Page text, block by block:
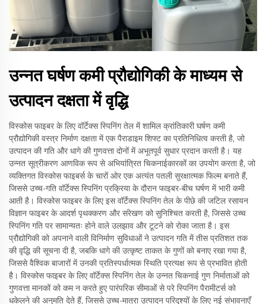
उन्नत घर्षण कमी प्रौद्योगिकी के माध्यम से
उत्पादन दक्षता में वृद्धि
विस्कोस फाइबर के लिए वॉर्टेक्स स्पिनिंग तेल में शामिल क्रांतिकारी घर्षण कमी
प्रौद्योगिकी वस्त्र निर्माण दक्षता में एक पैराडाइम शिफ्ट का प्रतिनिधित्व करती है, जो
उत्पादन की गति और धागे की गुणवत्ता दोनों में अभूतपूर्व सुधार प्रदान करती है। यह
उन्नत सूत्रीकरण आणविक रूप से अभियांत्रित चिकनाईकारकों का उपयोग करता है, जो
व्यक्तिगत विस्कोस फाइबर्स के चारों ओर एक अत्यंत पतली सुरक्षात्मक फिल्म बनाते हैं,
जिससे उच्च-गति वॉर्टेक्स स्पिनिंग प्रक्रिया के दौरान फाइबर-बीच घर्षण में भारी कमी
आती है। विस्कोस फाइबर के लिए इस वॉर्टेक्स स्पिनिंग तेल के पीछे की जटिल रसायन
विज्ञान फाइबर के आदर्श पृथक्करण और संरेखण को सुनिश्चित करती है, जिससे उच्च
स्पिनिंग गति पर सामान्यतः होने वाले उलझाव और टूटने को रोका जाता है। इस
प्रौद्योगिकी को अपनाने वाली विनिर्माण सुविधाओं ने उत्पादन गति में तीस प्रतिशत तक
की वृद्धि की सूचना दी है, जबकि धागे की उत्कृष्ट ताकत के गुणों को बनाए रखा गया है,
जिससे वैश्विक बाजारों में उनकी प्रतिस्पर्धात्मक स्थिति प्रत्यक्ष रूप से प्रभावित होती
है। विस्कोस फाइबर के लिए वॉर्टेक्स स्पिनिंग तेल के उन्नत चिकनाई गुण निर्माताओं को
गुणवत्ता मानकों को कम न करते हुए पारंपरिक सीमाओं से परे स्पिनिंग पैरामीटर्स को
धकेलने की अनुमति देते हैं, जिससे उच्च-मात्रा उत्पादन परिदृश्यों के लिए नई संभावनाएँ